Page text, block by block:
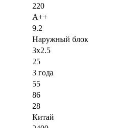
220
A++
9.2
Наружный блок
3x2.5
25
3 года
55
86
28
Китай